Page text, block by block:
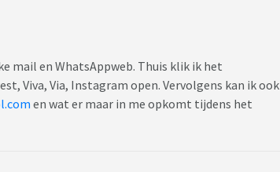
mail en WhatsAppweb. Thuis klik ik het
Viva, Via, Instagram open. Vervolgens kan ik ook
en wat er maar in me opkomt tijdens het